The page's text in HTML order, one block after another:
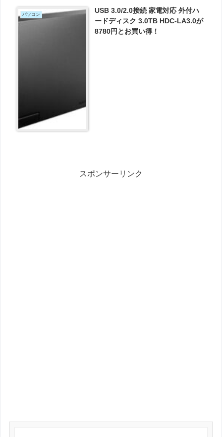
パソコン
USB 3.0/2.0接続 家電対応 外付ハ
ードディスク 3.0TB HDC-LA3.0が
8780円とお買い得！
スポンサーリンク